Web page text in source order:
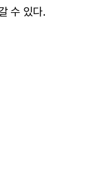
수 있다.